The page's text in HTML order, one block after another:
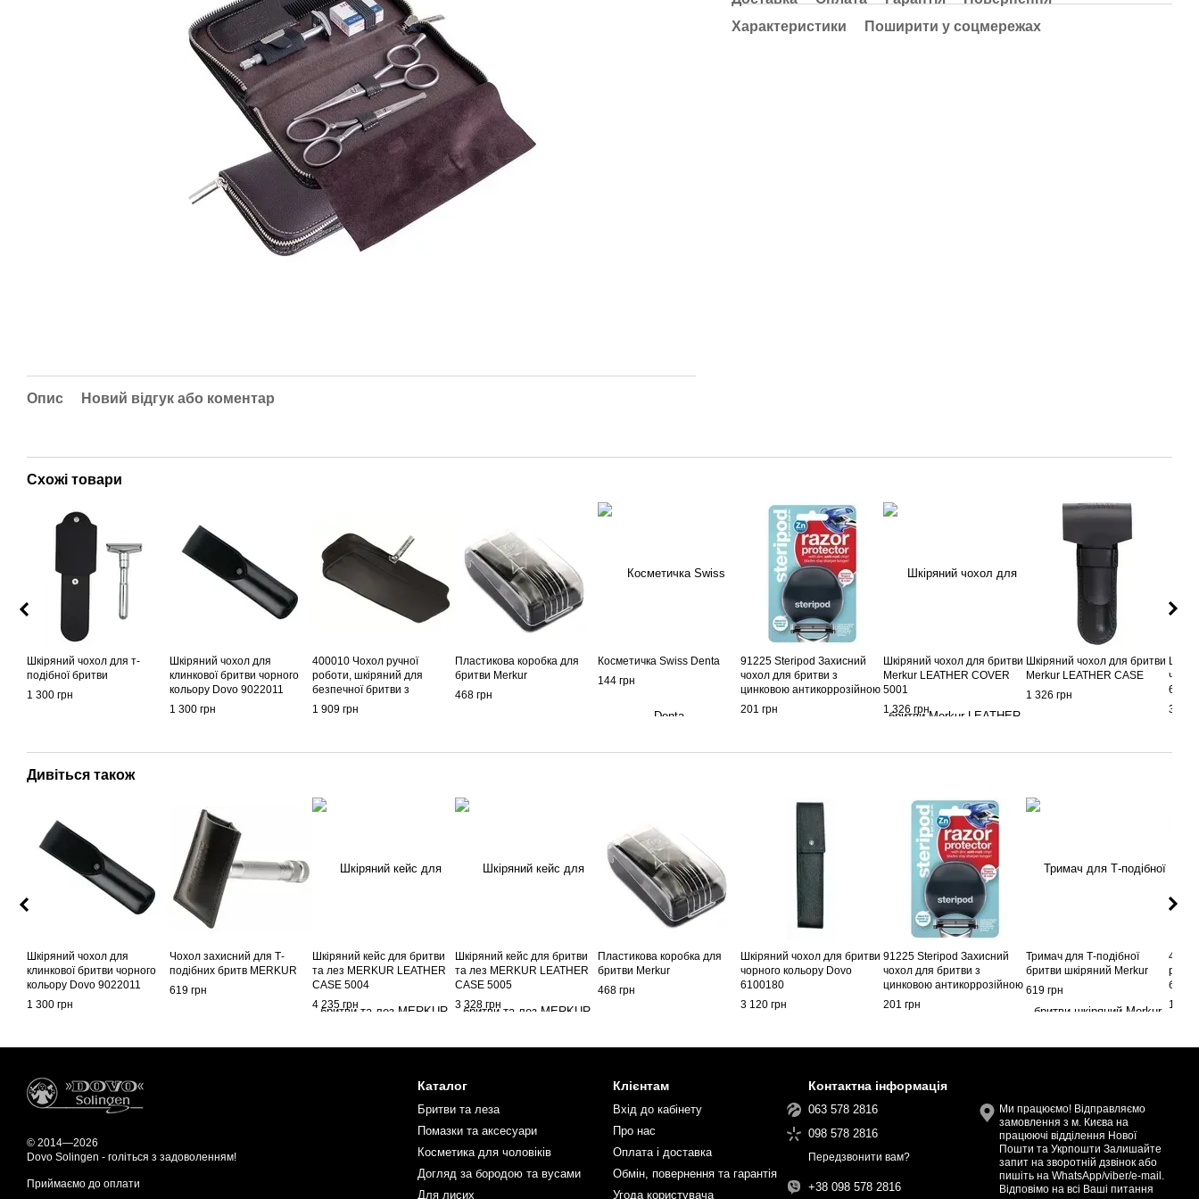
Опис Новий відгук або коментар
Характеристики
Поширити у соцмережах
Схожі товари
Шкіряний чохол для т-
подібної бритви
1 300 грн
Шкіряний чохол для
клинкової бритви чорного
кольору Dovo 9022011
1 300 грн
400010 Чохол ручної
роботи, шкіряний для
безпечної бритви з
подовженим тримачем
1 909 грн
Пластикова коробка для
бритви Merkur
468 грн
Косметичка Swiss Denta
144 грн
91225 Steripod Захисний
чохол для бритви з
цинковою антикоррозійною
стрічкою, чорний
201 грн
Шкіряний чохол для бритви
Merkur LEATHER COVER
5001
1 326 грн
Шкіряний чохол для бритви
Merkur LEATHER CASE
1 326 грн
3 120
Дивіться також
Шкіряний чохол для
клинкової бритви чорного
кольору Dovo 9022011
1 300 грн
Чохол захисний для Т-
подібних бритв MERKUR
619 грн
Шкіряний кейс для бритви
та лез MERKUR LEATHER
CASE 5004
4 235 грн
Шкіряний кейс для бритви
та лез MERKUR LEATHER
CASE 5005
3 328 грн
Пластикова коробка для
бритви Merkur
468 грн
Шкіряний чохол для бритви
чорного кольору Dovo
6100180
3 120 грн
91225 Steripod Захисний
чохол для бритви з
цинковою антикоррозійною
стрічкою, чорний
201 грн
Тримач для Т-подібної
бритви шкіряний Merkur
619 грн
1 909
© 2014—2026
Dovo Solingen - голіться з задоволенням!
Приймаємо до оплати
Каталог
Бритви та леза
Помазки та аксесуари
Косметика для чоловіків
Догляд за бородою та вусами
Для лисих
Клієнтам
Вхід до кабінету
Про нас
Оплата і доставка
Обмін, повернення та гарантія
Угода користувача
Контактна інформація
063 578 2816
098 578 2816
Передзвонити вам?
+38 098 578 2816
Ми працюємо! Відправляємо
замовлення з м. Києва на
працюючі відділення Нової
Пошти та Укрпошти Залишайте
запит на зворотній дзвінок або
пишіть на WhatsApp/viber/e-mail.
Відповімо на всі Ваші питання